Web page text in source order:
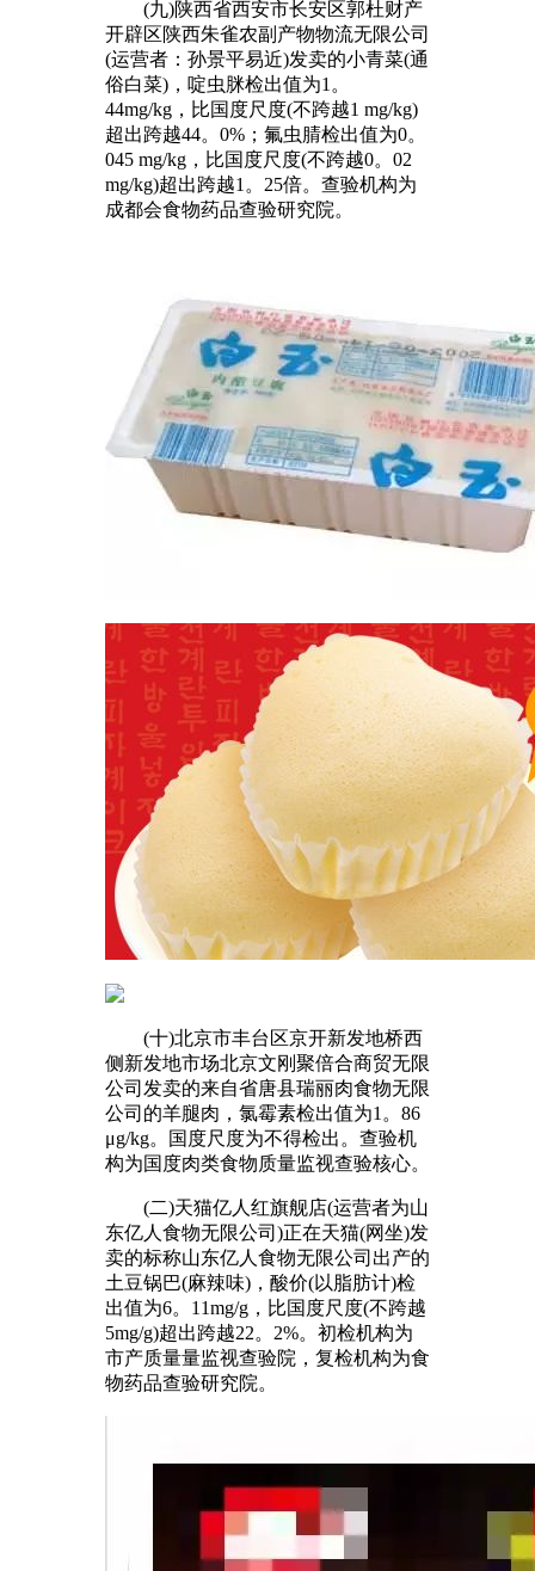
(九)陕西省西安市长安区郭杜财产
开辟区陕西朱雀农副产物物流无限公司
(运营者：孙景平易近)发卖的小青菜(通
俗白菜)，啶虫脒检出值为1。
44mg/kg，比国度尺度(不跨越1 mg/kg)
超出跨越44。0%；氟虫腈检出值为0。
045 mg/kg，比国度尺度(不跨越0。02
mg/kg)超出跨越1。25倍。查验机构为
成都会食物药品查验研究院。
(十)北京市丰台区京开新发地桥西
侧新发地市场北京文刚聚倍合商贸无限
公司发卖的来自省唐县瑞丽肉食物无限
公司的羊腿肉，氯霉素检出值为1。86
μg/kg。国度尺度为不得检出。查验机
构为国度肉类食物质量监视查验核心。
(二)天猫亿人红旗舰店(运营者为山
东亿人食物无限公司)正在天猫(网坐)发
卖的标称山东亿人食物无限公司出产的
土豆锅巴(麻辣味)，酸价(以脂肪计)检
出值为6。11mg/g，比国度尺度(不跨越
5mg/g)超出跨越22。2%。初检机构为
市产质量量监视查验院，复检机构为食
物药品查验研究院。